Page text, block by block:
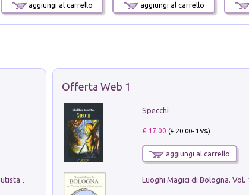
aggiungi al carrello aggiungi al carrello
Offerta Web 1
Specchi
€ 17.00 (€20.00- 15%)
aggiungi al carrello